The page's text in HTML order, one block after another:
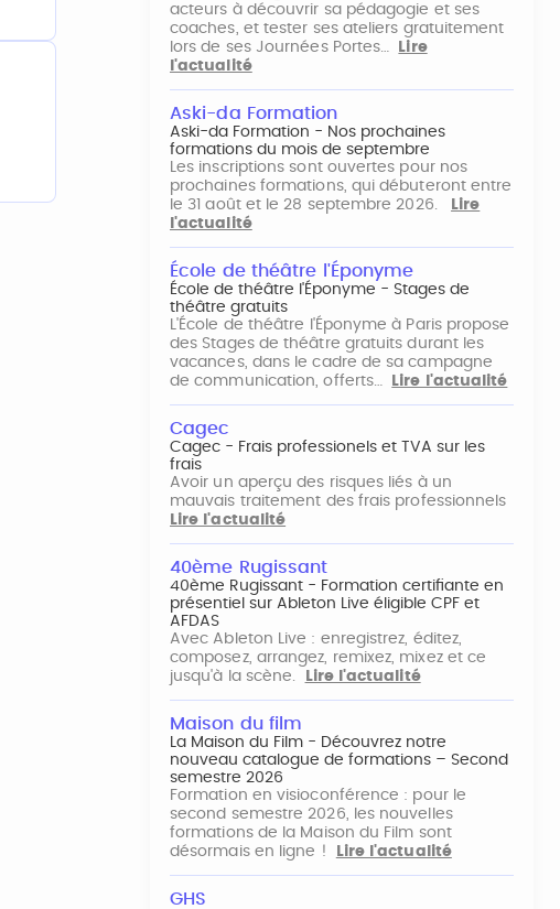
acteurs à découvrir sa pédagogie et ses
coaches, et tester ses ateliers gratuitement
lors de ses Journées Portes…
Lire
l'actualité
Aski-da Formation
Aski-da Formation - Nos prochaines
formations du mois de septembre
Les inscriptions sont ouvertes pour nos
prochaines formations, qui débuteront entre
le 31 août et le 28 septembre 2026.
Lire
l'actualité
École de théâtre l'Éponyme
École de théâtre l'Éponyme - Stages de
théâtre gratuits
L'École de théâtre l'Éponyme à Paris propose
des Stages de théâtre gratuits durant les
vacances, dans le cadre de sa campagne
de communication, offerts…
Lire l'actualité
Cagec
Cagec - Frais professionels et TVA sur les
frais
Avoir un aperçu des risques liés à un
mauvais traitement des frais professionnels
Lire l'actualité
40ème Rugissant
40ème Rugissant - Formation certifiante en
présentiel sur Ableton Live éligible CPF et
AFDAS
Avec Ableton Live : enregistrez, éditez,
composez, arrangez, remixez, mixez et ce
jusqu'à la scène.
Lire l'actualité
Maison du film
La Maison du Film - Découvrez notre
nouveau catalogue de formations – Second
semestre 2026
Formation en visioconférence : pour le
second semestre 2026, les nouvelles
formations de la Maison du Film sont
désormais en ligne !
Lire l'actualité
GHS